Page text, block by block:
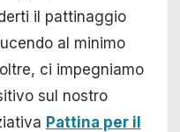
il pattinaggio
al minimo
ci impegniamo
sul nostro
Pattina per il